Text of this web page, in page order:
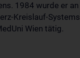
1984 wurde er an
Kreislauf-Systems
Wien tätig.